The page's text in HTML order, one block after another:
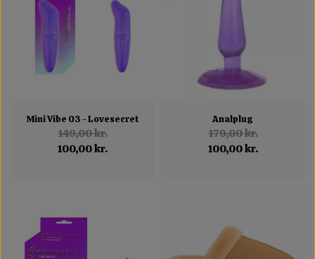
Mini Vibe 03 - Lovesecret
149,00 kr.
100,00 kr.
Analplug
179,00 kr.
100,00 kr.